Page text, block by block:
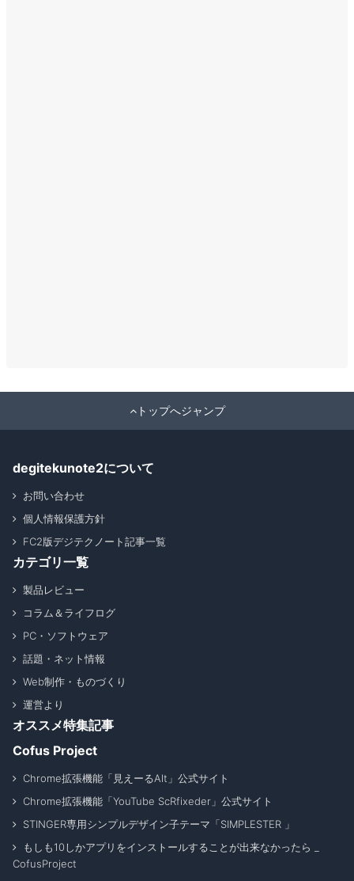
トップへジャンプ
degitekunote2について
お問い合わせ
個人情報保護方針
FC2版デジテクノート記事一覧
カテゴリ一覧
製品レビュー
コラム＆ライフログ
PC・ソフトウェア
話題・ネット情報
Web制作・ものづくり
運営より
オススメ特集記事
Cofus Project
Chrome拡張機能「見えーるAlt」公式サイト
Chrome拡張機能「YouTube ScRfixeder」公式サイト
STINGER専用シンプルデザイン子テーマ「SIMPLESTER 」
もしも10しかアプリをインストールすることが出来なかったら _
CofusProject